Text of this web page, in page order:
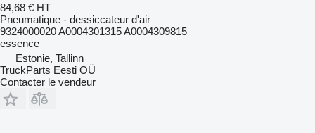
84,68 € HT
Pneumatique - dessiccateur d'air
9324000020 A0004301315 A0004309815
essence
Estonie, Tallinn
TruckParts Eesti OÜ
Contacter le vendeur